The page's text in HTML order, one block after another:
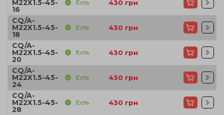
M22X1.5-45-
16
Есть 430 грн
CQ/A-
M22X1.5-45-
18
Есть 430 грн
CQ/A-
M22X1.5-45-
20
Есть 430 грн
CQ/A-
M22X1.5-45-
24
Есть 430 грн
CQ/A-
M22X1.5-45-
28
Есть 430 грн